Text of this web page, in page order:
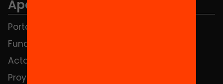
Apartados
Portada
Fundación
Actos
Proyectos